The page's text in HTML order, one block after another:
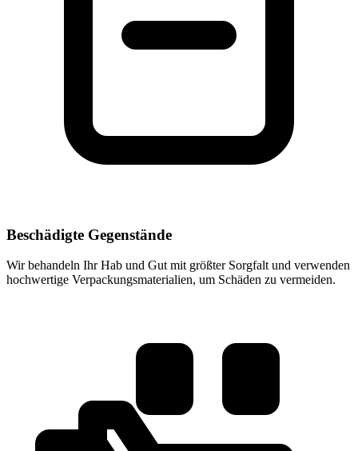
Beschädigte Gegenstände
Wir behandeln Ihr Hab und Gut mit größter Sorgfalt und verwenden
hochwertige Verpackungsmaterialien, um Schäden zu vermeiden.